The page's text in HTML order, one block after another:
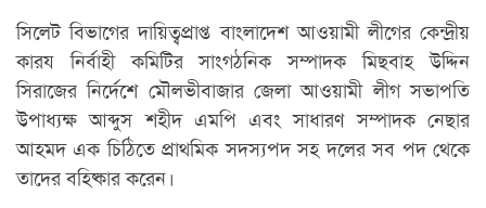
সিলেট বিভাগের দায়িত্বপ্রাপ্ত বাংলাদেশ আওয়ামী লীগের কেন্দ্রীয়
কারয নির্বাহী কমিটির সাংগঠনিক সম্পাদক মিছবাহ উদ্দিন
সিরাজের নির্দেশে মৌলভীবাজার জেলা আওয়ামী লীগ সভাপতি
উপাধ্যক্ষ আব্দুস শহীদ এমপি এবং সাধারণ সম্পাদক নেছার
আহমদ এক চিঠিতে প্রাথমিক সদস্যপদ সহ দলের সব পদ থেকে
তাদের বহিষ্কার করেন।